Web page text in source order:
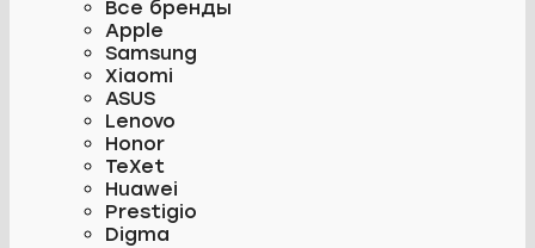
Все бренды
Apple
Samsung
Xiaomi
ASUS
Lenovo
Honor
TeXet
Huawei
Prestigio
Digma